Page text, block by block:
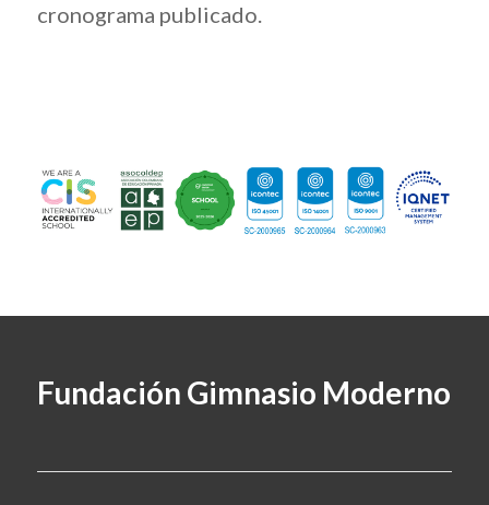
cronograma publicado.
Fundación Gimnasio Moderno